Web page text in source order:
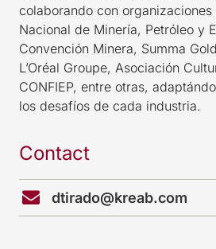
colaborando con
Nacional de Minería, Petróleo y
Convención Minera, Summa
L’Oréal Groupe, Asociación
CONFIEP, entre otras,
los desafíos de cada industria.
Contact
dtirado@kreab.com